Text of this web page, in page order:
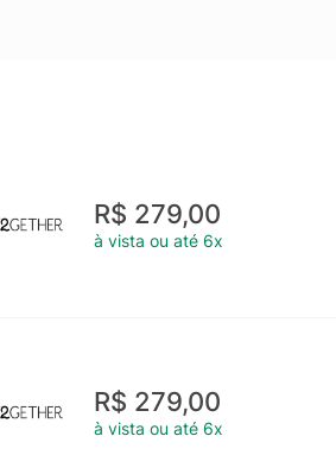
R$ 279,00
à vista ou até 6x
R$ 279,00
à vista ou até 6x